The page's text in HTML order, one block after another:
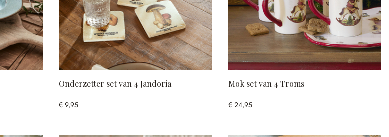
Onderzetter set van 4 Jandoria
€ 9,95
Mok set van 4 Troms
€ 24,95